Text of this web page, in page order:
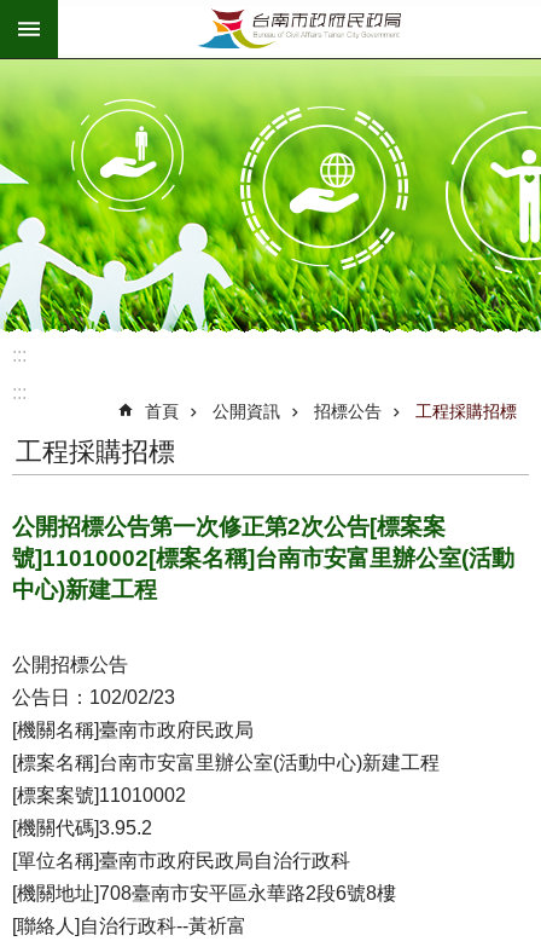
跳到主要內容區塊
:::
:::
首頁 公開資訊 招標公告 工程採購招標
工程採購招標
公開招標公告第一次修正第2次公告[標案案
號]11010002[標案名稱]台南市安富里辦公室(活動
中心)新建工程
公開招標公告
公告日：102/02/23
[機關名稱]臺南市政府民政局
[標案名稱]台南市安富里辦公室(活動中心)新建工程
[標案案號]11010002
[機關代碼]3.95.2
[單位名稱]臺南市政府民政局自治行政科
[機關地址]708臺南市安平區永華路2段6號8樓
[聯絡人]自治行政科--黃祈富